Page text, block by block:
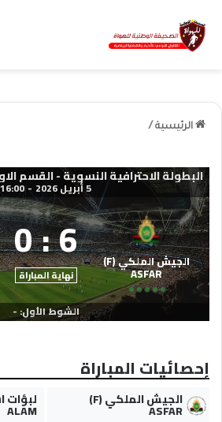
الرئيسية /
5 أبريل 2026 -
16:00
الجيش الملكي (F)
ASFAR
6
:
0
نهاية المباراة
الشوط الأول: -
إحصائيات المباراة
الجيش الملكي (F)
ASFAR
ALAM